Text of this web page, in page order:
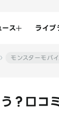
ース ライブ
モンスターモバ
？口コ